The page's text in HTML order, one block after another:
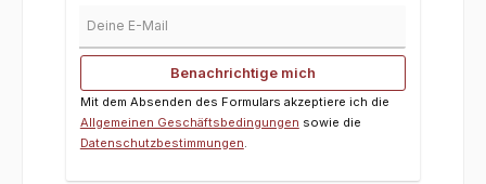
Benachrichtige mich
Mit dem Absenden des Formulars akzeptiere ich die
Allgemeinen Geschäftsbedingungen sowie die
Datenschutzbestimmungen.